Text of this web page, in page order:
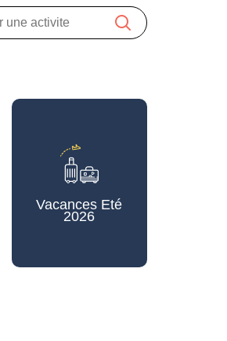
Vacances Eté
2026